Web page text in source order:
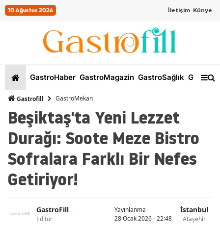
10 Ağustos 2026 İletişim Künye
GastroHaber GastroMagazin GastroSağlık
Gastrofill GastroMekan
Beşiktaş'ta Yeni Lezzet
Durağı: Soote Meze Bistro
Sofralara Farklı Bir Nefes
Getiriyor!
GastroFill
Editör
Yayınlanma
28 Ocak 2026 - 22:48
İstanbul
Ataşehir